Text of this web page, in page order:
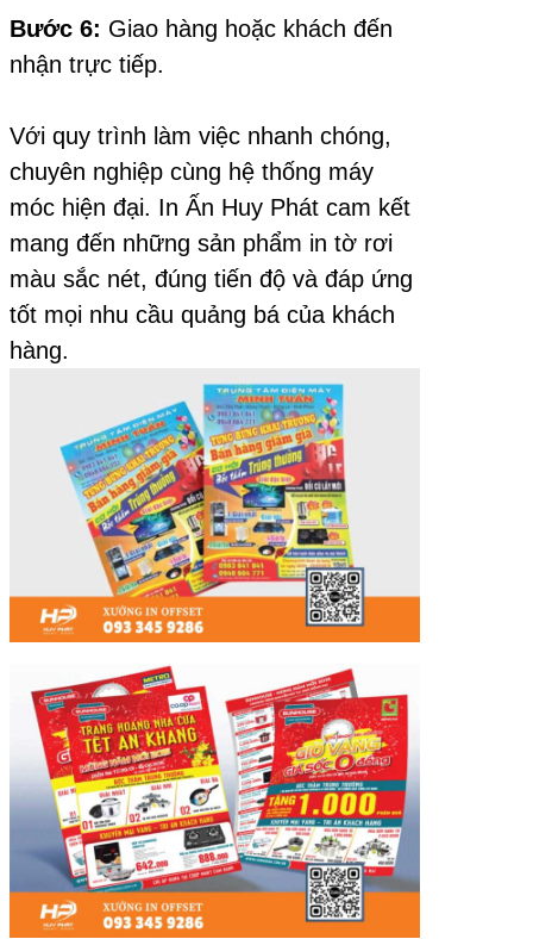
Bước 6: Giao hàng hoặc khách đến
nhận trực tiếp.
Với quy trình làm việc nhanh chóng,
chuyên nghiệp cùng hệ thống máy
móc hiện đại. In Ấn Huy Phát cam kết
mang đến những sản phẩm in tờ rơi
màu sắc nét, đúng tiến độ và đáp ứng
tốt mọi nhu cầu quảng bá của khách
hàng.